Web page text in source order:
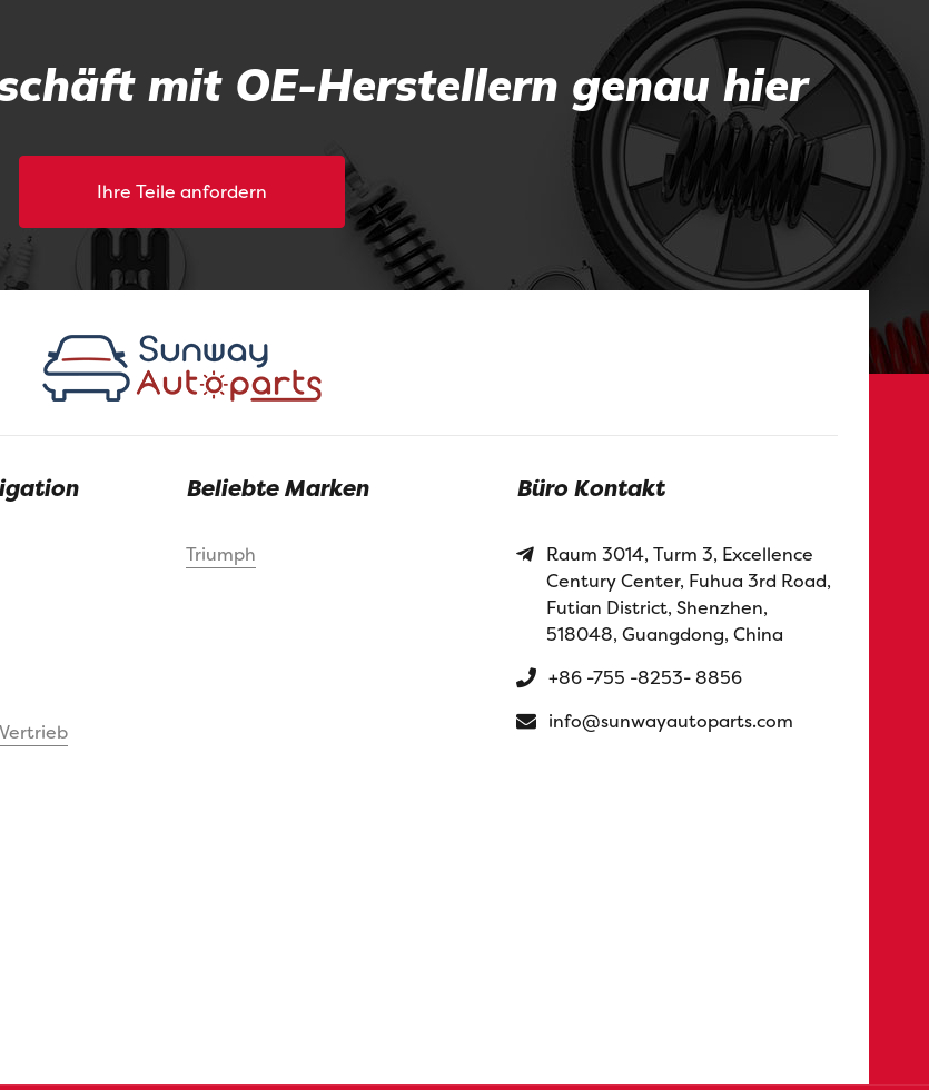
mit OE-Herstellern genau hier
Ihre Teile anfordern
Beliebte Marken
Triumph
Büro Kontakt
Raum 3014, Turm 3, Excellence
Century Center, Fuhua 3rd Road,
Futian District, Shenzhen,
518048, Guangdong, China
+86 -755 -8253- 8856
info@sunwayautoparts.com